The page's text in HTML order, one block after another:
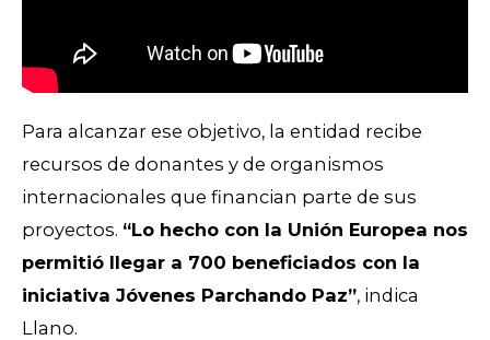
Para alcanzar ese objetivo, la entidad recibe
recursos de donantes y de organismos
internacionales que financian parte de sus
proyectos. “Lo hecho con la Unión Europea nos
permitió llegar a 700 beneficiados con la
iniciativa Jóvenes Parchando Paz”, indica
Llano.